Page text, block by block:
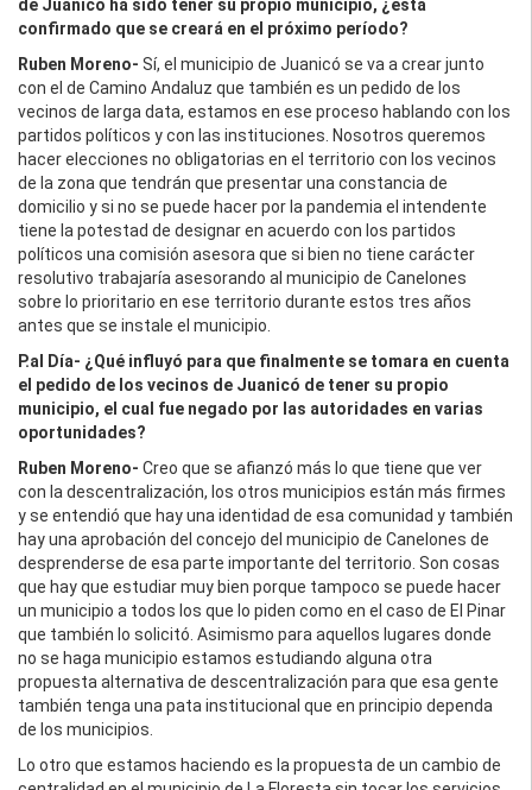
de Juanicó ha sido tener su propio municipio, ¿está
confirmado que se creará en el próximo período?
Ruben Moreno- Sí, el municipio de Juanicó se va a crear junto
con el de Camino Andaluz que también es un pedido de los
vecinos de larga data, estamos en ese proceso hablando con los
partidos políticos y con las instituciones. Nosotros queremos
hacer elecciones no obligatorias en el territorio con los vecinos
de la zona que tendrán que presentar una constancia de
domicilio y si no se puede hacer por la pandemia el intendente
tiene la potestad de designar en acuerdo con los partidos
políticos una comisión asesora que si bien no tiene carácter
resolutivo trabajaría asesorando al municipio de Canelones
sobre lo prioritario en ese territorio durante estos tres años
antes que se instale el municipio.
P.al Día- ¿Qué influyó para que finalmente se tomara en cuenta
el pedido de los vecinos de Juanicó de tener su propio
municipio, el cual fue negado por las autoridades en varias
oportunidades?
Ruben Moreno- Creo que se afianzó más lo que tiene que ver
con la descentralización, los otros municipios están más firmes
y se entendió que hay una identidad de esa comunidad y también
hay una aprobación del concejo del municipio de Canelones de
desprenderse de esa parte importante del territorio. Son cosas
que hay que estudiar muy bien porque tampoco se puede hacer
un municipio a todos los que lo piden como en el caso de El Pinar
que también lo solicitó. Asimismo para aquellos lugares donde
no se haga municipio estamos estudiando alguna otra
propuesta alternativa de descentralización para que esa gente
también tenga una pata institucional que en principio dependa
de los municipios.
Lo otro que estamos haciendo es la propuesta de un cambio de